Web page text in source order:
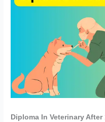
Diploma In Veterinary After